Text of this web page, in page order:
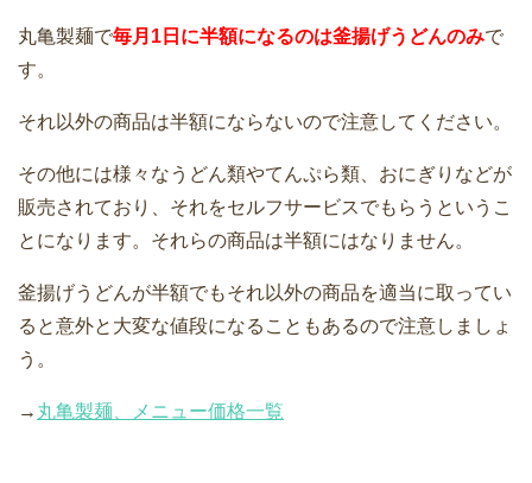
丸亀製麺で毎月1日に半額になるのは釜揚げうどんのみで
す。
それ以外の商品は半額にならないので注意してください。
その他には様々なうどん類やてんぷら類、おにぎりなどが
販売されており、それをセルフサービスでもらうというこ
とになります。それらの商品は半額にはなりません。
釜揚げうどんが半額でもそれ以外の商品を適当に取ってい
ると意外と大変な値段になることもあるので注意しましょ
う。
→ 丸亀製麺、メニュー価格一覧